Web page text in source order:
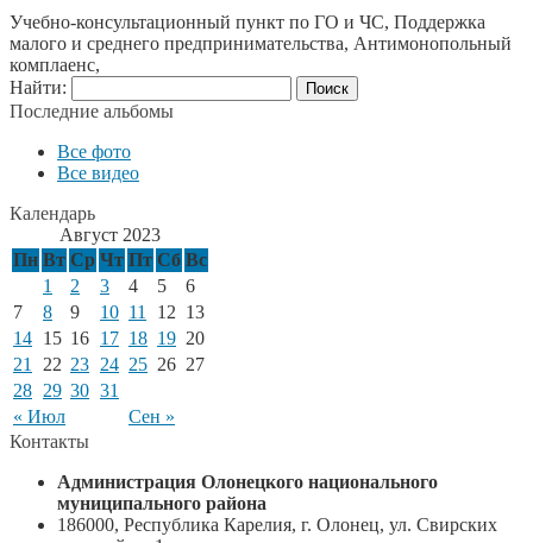
Учебно-консультационный пункт по ГО и ЧС, Поддержка
малого и среднего предпринимательства, Антимонопольный
комплаенс,
Найти:
Последние альбомы
Все фото
Все видео
Календарь
Август 2023
Пн Вт Ср Чт Пт Сб Вс
« Июл Сен »
1 2 3 4 5
6
7
8 9 10 11 12 13
14 15 16 17 18 19 20
21
22 23 24 25 26 27
28 29 30 31
Контакты
Администрация Олонецкого национального
муниципального района
186000, Республика Карелия, г. Олонец, ул. Свирских